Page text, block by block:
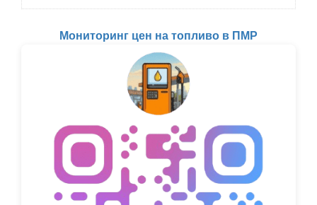
Мониторинг цен на топливо в ПМР